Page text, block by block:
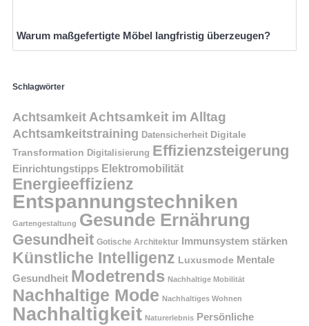
Warum maßgefertigte Möbel langfristig überzeugen?
Schlagwörter
Achtsamkeit Achtsamkeit im Alltag
Achtsamkeitstraining Datensicherheit Digitale
Transformation Digitalisierung Effizienzsteigerung
Einrichtungstipps Elektromobilität
Energieeffizienz
Entspannungstechniken
Gartengestaltung Gesunde Ernährung
Gesundheit Gotische Architektur Immunsystem stärken
Künstliche Intelligenz Luxusmode Mentale
Gesundheit Modetrends Nachhaltige Mobilität
Nachhaltige Mode Nachhaltiges Wohnen
Nachhaltigkeit Naturerlebnis Persönliche